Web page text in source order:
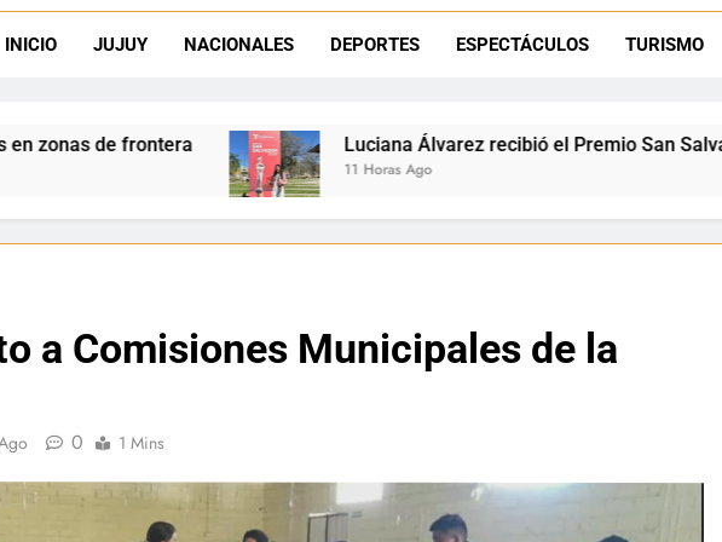
Natación inclusiva en La Quiaca: Celia Zenteno destacó el
INICIO JUJUY NACIONALES DEPORTES ESPECTÁCULOS TURISMO
Luciana Álvarez recibió el Premio San Salvador: La Quiaca celebra a
a Comisiones Municipales de la
0 1 Mins